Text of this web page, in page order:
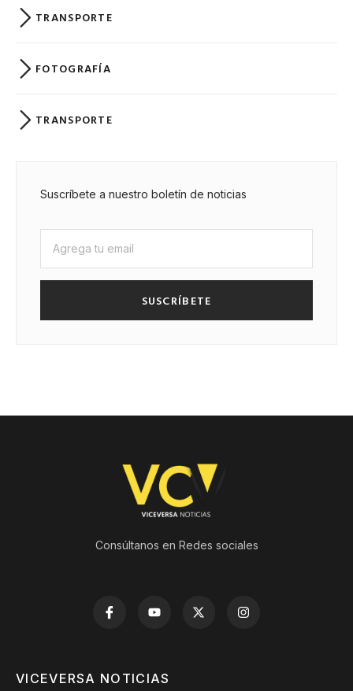
TRANSPORTE
FOTOGRAFÍA
TRANSPORTE
Suscríbete a nuestro boletín de noticias
SUSCRÍBETE
Consúltanos en Redes sociales
VICEVERSA NOTICIAS